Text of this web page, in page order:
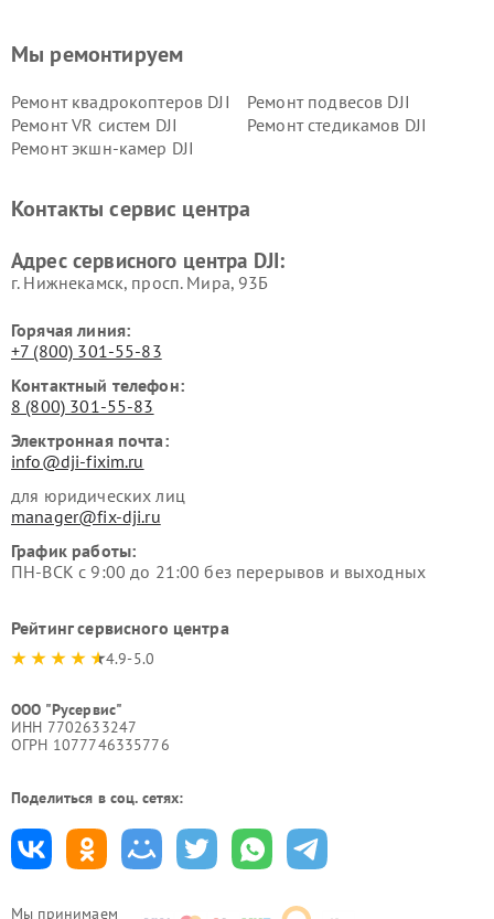
Мы принимаем
Мы ремонтируем
Ремонт квадрокоптеров DJI
Ремонт подвесов DJI
Ремонт VR систем DJI
Ремонт стедикамов DJI
Ремонт экшн-камер DJI
Контакты сервис центра
Адрес сервисного центра DJI:
г. Нижнекамск, просп. Мира, 93Б
Горячая линия:
+7 (800) 301-55-83
Контактный телефон:
8 (800) 301-55-83
Электронная почта:
info@dji-fixim.ru
для юридических лиц
manager@fix-dji.ru
График работы:
ПН-ВСК с 9:00 до 21:00 без перерывов и выходных
Рейтинг сервисного центра
4.9-5.0
ООО "Русервис"
ИНН 7702633247
ОГРН 1077746335776
Поделиться в соц. сетях: